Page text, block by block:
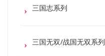
三国志系列
三国无双/战国无双系列